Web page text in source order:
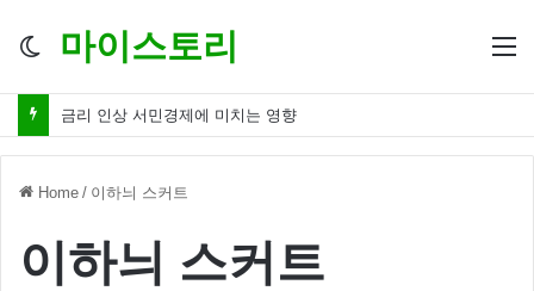
Switch
마이스토리
금리 인상 서민경제에 미치는 영향
Home / 이하늬 스커트
이하늬 스커트